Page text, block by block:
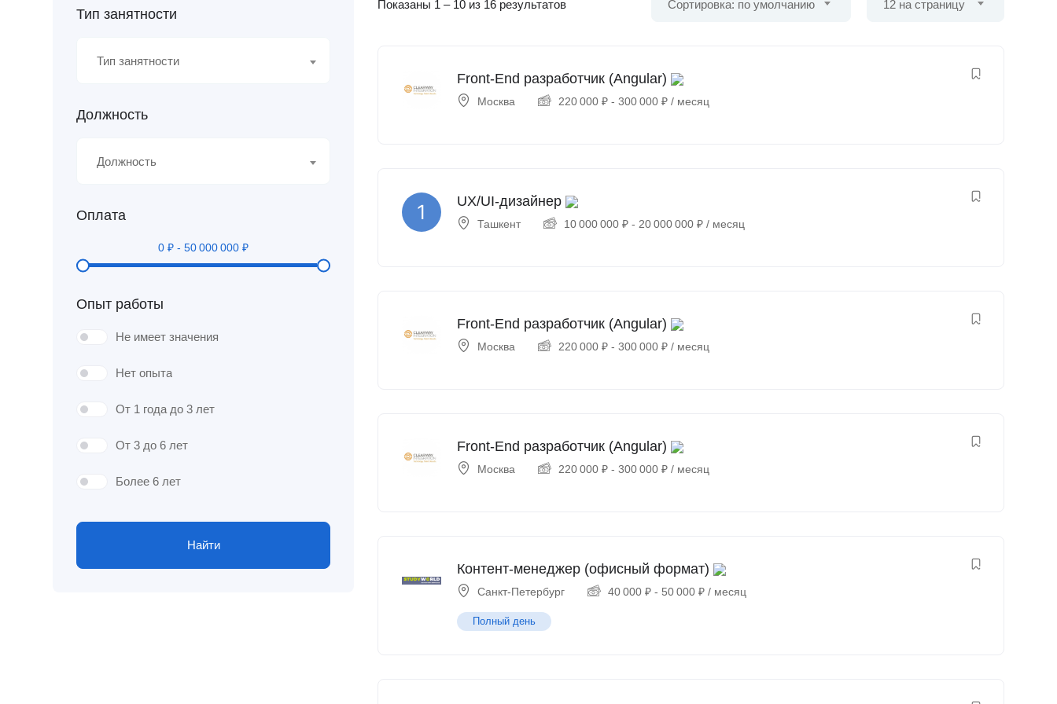
Тип занятности
Тип занятности
Должность
Должность
Оплата
0 ₽ - 50 000 000 ₽
Опыт работы
Не имеет значения
Нет опыта
От 1 года до 3 лет
От 3 до 6 лет
Более 6 лет
Найти
Показаны 1 – 10 из 16 результатов Сортировка: по умолчанию 12 на страницу
Front-End разработчик (Angular)
Москва 220 000 ₽ -300 000 ₽ / месяц
UX/UI-дизайнер
Ташкент 10 000 000 ₽ - 20 000 000 ₽ / месяц
Front-End разработчик (Angular)
Москва 220 000 ₽ -300 000 ₽ / месяц
Front-End разработчик (Angular)
Москва 220 000 ₽ -300 000 ₽ / месяц
Контент-менеджер (офисный формат)
Санкт-Петербург 40 000 ₽ - 50 000 ₽ / месяц
Полный день